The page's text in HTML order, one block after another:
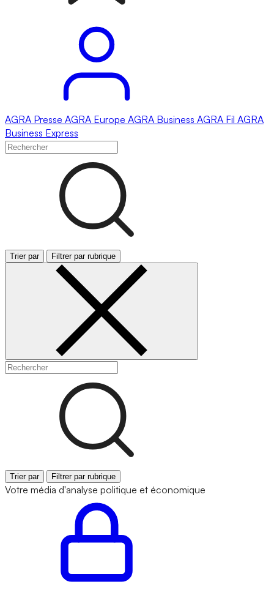
AGRA Presse AGRA Europe AGRA Business AGRA Fil AGRA
Business Express
Trier par Filtrer par rubrique
Trier par Filtrer par rubrique
Votre média d'analyse politique et économique